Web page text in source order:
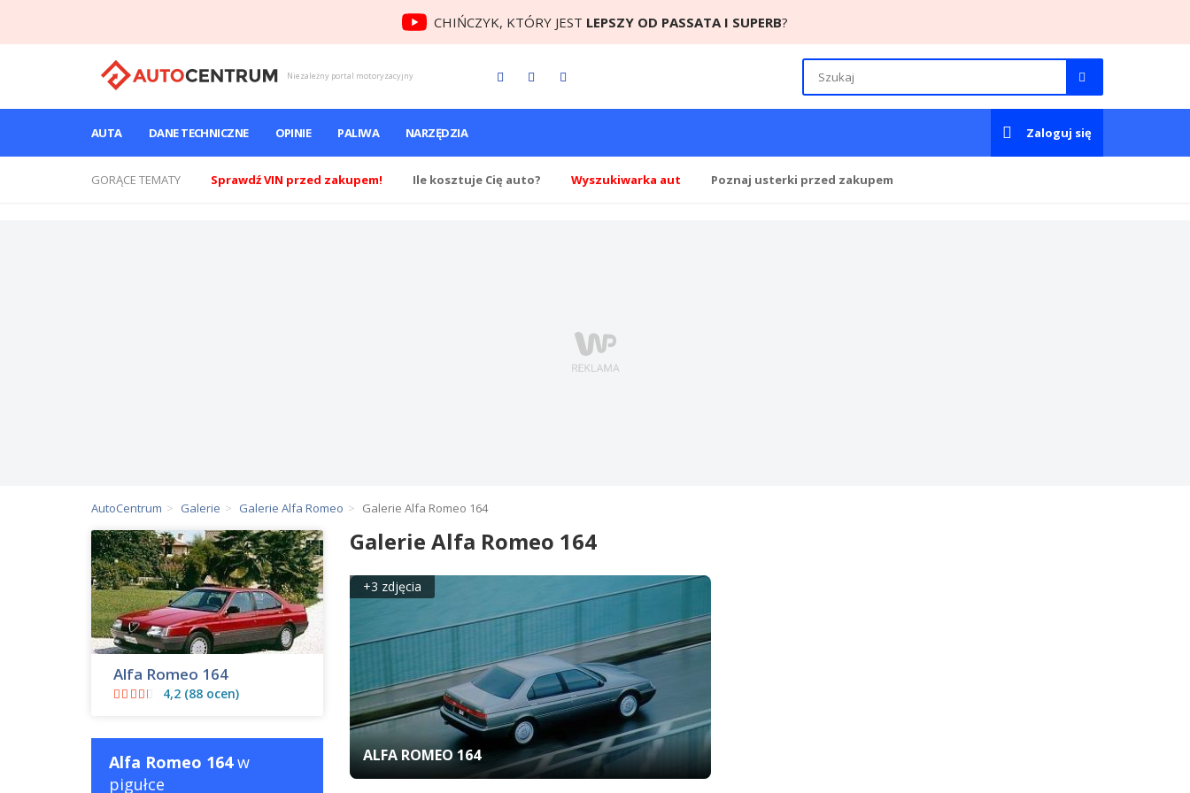
CHIŃCZYK, KTÓRY JEST LEPSZY OD PASSATA I SUPERB?
Niezależny portal motoryzacyjny
AUTA DANE TECHNICZNE OPINIE PALIWA NARZĘDZIA Zaloguj się
GORĄCE TEMATY Sprawdź VIN przed zakupem! Ile kosztuje Cię auto? Wyszukiwarka aut Poznaj usterki przed zakupem
AutoCentrum Galerie Galerie Alfa Romeo Galerie Alfa Romeo 164
Galerie Alfa Romeo 164
+3 zdjęcia
ALFA ROMEO 164
Alfa Romeo 164
4,2 (88 ocen)
Alfa Romeo 164w
pigułce